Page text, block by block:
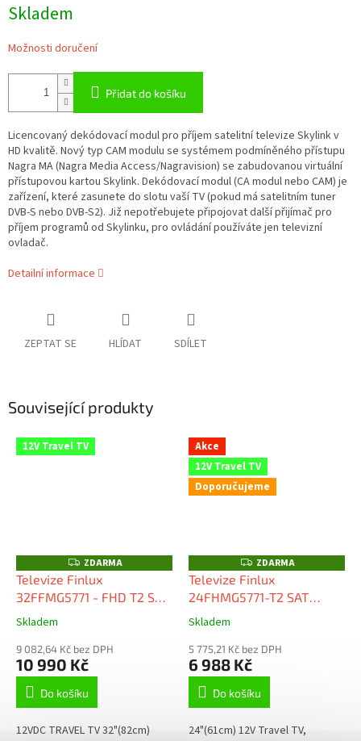
Skladem
Možnosti doručení
Přidat do košíku
Licencovaný dekódovací modul pro příjem satelitní televize Skylink v
HD kvalitě. Nový typ CAM modulu se systémem podmíněného přístupu
Nagra MA (Nagra Media Access/Nagravision) se zabudovanou virtuální
přístupovou kartou Skylink. Dekódovací modul (CA modul nebo CAM) je
zařízení, které zasunete do slotu vaší TV (pokud má satelitním tuner
DVB-S nebo DVB-S2). Již nepotřebujete připojovat další přijímač pro
příjem programů od Skylinku, pro ovládání používáte jen televizní
ovladač.
Detailní informace
ZEPTAT SE HLÍDAT SDÍLET
Související produkty
12V Travel TV
Z
D
A
R
ZDARMA
Televize Finlux
32FFMG5771 - FHD T2 SAT
ANDROID WIFI 12V TRAVEL
Skladem
9 082,64 Kč bez DPH
10 990 Kč
Do košíku
12VDC TRAVEL TV 32"(82cm)
Akce
12V Travel TV
Doporučujeme
Z
D
A
R
ZDARMA
Televize Finlux
24FHMG5771-T2 SAT
ANDROID TV SMART WIFI
Skladem
5 775,21 Kč bez DPH
6 988 Kč
Do košíku
24"(61cm) 12V Travel TV,